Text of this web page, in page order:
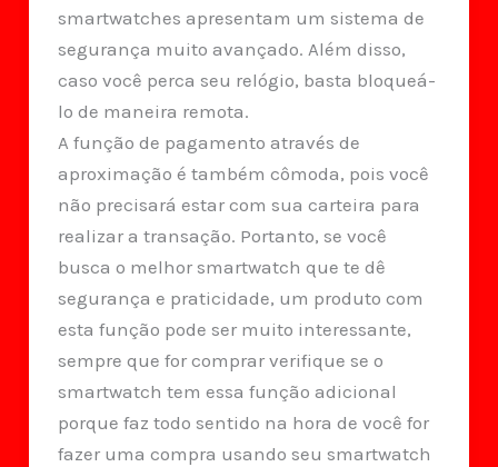
smartwatches apresentam um sistema de
segurança muito avançado. Além disso,
caso você perca seu relógio, basta bloqueá-
lo de maneira remota.
A função de pagamento através de
aproximação é também cômoda, pois você
não precisará estar com sua carteira para
realizar a transação. Portanto, se você
busca o melhor smartwatch que te dê
segurança e praticidade, um produto com
esta função pode ser muito interessante,
sempre que for comprar verifique se o
smartwatch tem essa função adicional
porque faz todo sentido na hora de você for
fazer uma compra usando seu smartwatch